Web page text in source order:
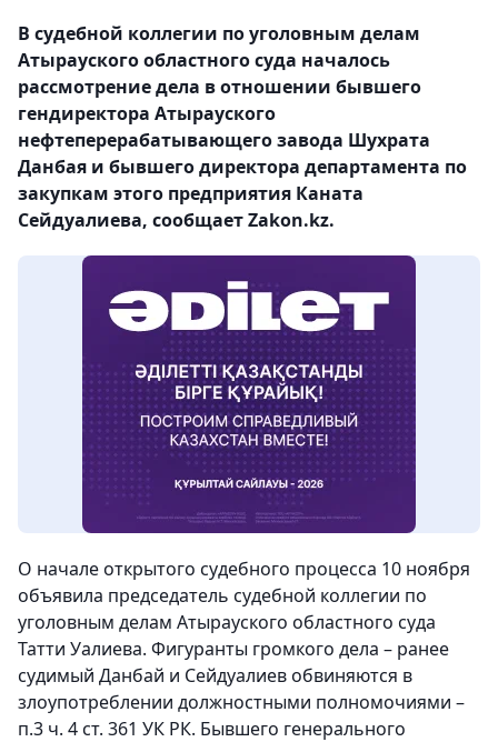
В судебной коллегии по уголовным делам
Атырауского областного суда началось
рассмотрение дела в отношении бывшего
гендиректора Атырауского
нефтеперерабатывающего завода Шухрата
Данбая и бывшего директора департамента по
закупкам этого предприятия Каната
Сейдуалиева, сообщает Zakon.kz.
О начале открытого судебного процесса 10 ноября
объявила председатель судебной коллегии по
уголовным делам Атырауского областного суда
Татти Уалиева. Фигуранты громкого дела – ранее
судимый Данбай и Сейдуалиев обвиняются в
злоупотреблении должностными полномочиями –
п.3 ч. 4 ст. 361 УК РК. Бывшего генерального